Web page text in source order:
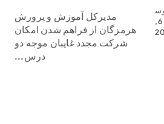
ت 6,
مدیرکل آموزش و پرورش
هرمزگان از فراهم شدن امکان
شرکت مجدد غایبان موجه دو
درس...